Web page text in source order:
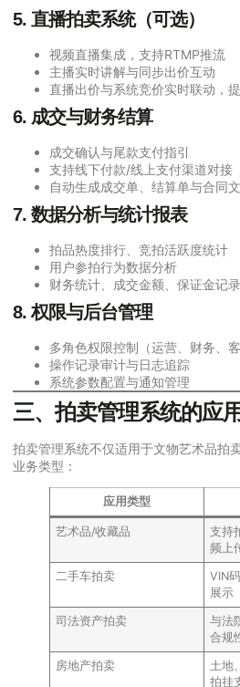
5. 直播拍卖系统（可选）
视频直播集成，支持RTMP推流
主播实时讲解与同步出价互动
直播出价与系统竞价实时联动，
6. 成交与财务结算
成交确认与尾款支付指引
支持线下付款/线上支付渠道对接
自动生成成交单、结算单与合同
7. 数据分析与统计报表
拍品热度排行、竞拍活跃度统计
用户参拍行为数据分析
财务统计、成交金额、保证金记
8. 权限与后台管理
多角色权限控制（运营、财务、客
操作记录审计与日志追踪
系统参数配置与通知管理
三、拍卖管理系统的应
拍卖管理系统不仅适用于文物艺术品拍
业务类型：
应用类型
艺术品/收藏品
支持
频上
二手车拍卖
VIN
展示
司法资产拍卖
与法
合规
房地产拍卖
土地
拍挂